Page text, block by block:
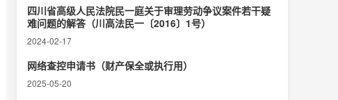
四川省高级人民法院民一庭关于审理劳动争议案件若干疑
难问题的解答（川高法民一〔2016〕1号）
2024-02-17
网络查控申请书（财产保全或执行用）
2025-05-20